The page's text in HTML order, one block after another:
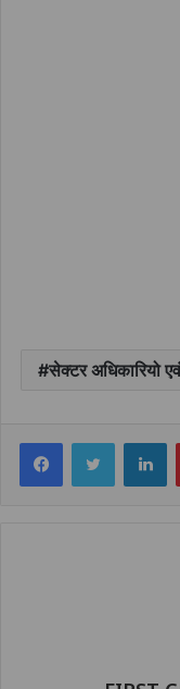
सेक्टर अधिकारियो
FacebookTwitter